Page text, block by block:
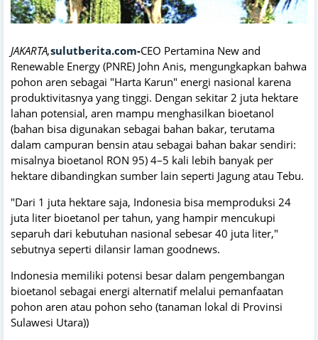
JAKARTA,sulutberita.com-CEO Pertamina New and
Renewable Energy (PNRE) John Anis, mengungkapkan bahwa
pohon aren sebagai "Harta Karun" energi nasional karena
produktivitasnya yang tinggi. Dengan sekitar 2 juta hektare
lahan potensial, aren mampu menghasilkan bioetanol
(bahan bisa digunakan sebagai bahan bakar, terutama
dalam campuran bensin atau sebagai bahan bakar sendiri:
misalnya bioetanol RON 95) 4–5 kali lebih banyak per
hektare dibandingkan sumber lain seperti Jagung atau Tebu.
"Dari 1 juta hektare saja, Indonesia bisa memproduksi 24
juta liter bioetanol per tahun, yang hampir mencukupi
separuh dari kebutuhan nasional sebesar 40 juta liter,"
sebutnya seperti dilansir laman goodnews.
Indonesia memiliki potensi besar dalam pengembangan
bioetanol sebagai energi alternatif melalui pemanfaatan
pohon aren atau pohon seho (tanaman lokal di Provinsi
Sulawesi Utara))